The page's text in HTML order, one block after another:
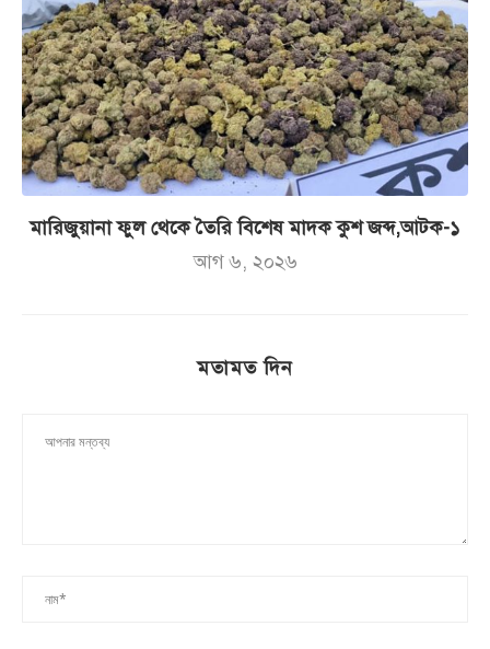
মারিজুয়ানা ফুল থেকে তৈরি বিশেষ মাদক কুশ জব্দ,আটক-১
আগ ৬, ২০২৬
মতামত দিন